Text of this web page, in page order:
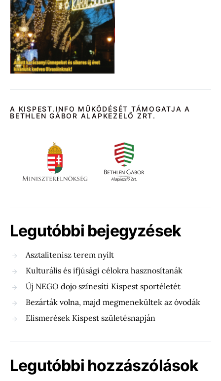
A KISPEST.INFO MŰKÖDÉSÉT TÁMOGATJA A
BETHLEN GÁBOR ALAPKEZELŐ ZRT.
Legutóbbi bejegyzések
Asztalitenisz terem nyílt
Kulturális és ifjúsági célokra hasznosítanák
Új NEGO dojo színesíti Kispest sportéletét
Bezárták volna, majd megmenekültek az óvodák
Elismerések Kispest születésnapján
Legutóbbi hozzászólások